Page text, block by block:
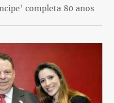
completa 80 anos